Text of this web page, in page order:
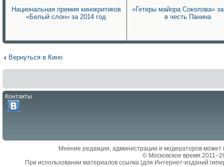
Национальная премия кинокритиков
«Белый слон» за 2014 год
«Гетеры майора Соколова»
в честь Панина
Вернуться в Кино
Контакты
Мнение редакции, администрации и модераторов может
© Московское время
При использовании материалов ссылка (для Интернет-изданий